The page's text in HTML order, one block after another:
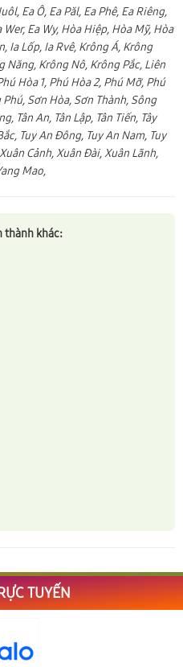
Ea Ô, Ea Păl, Ea Phê, Ea Riêng,
Wer, Ea Wy, Hòa Hiệp, Hòa Mỹ, Hòa
Ia Lốp, Ia Rvê, Krông Á, Krông
Năng, Krông Nô, Krông Pắc, Liên
Hòa 1, Phú Hòa 2, Phú Mỡ, Phú
Sơn Hòa, Sơn Thành, Sông
Tân An, Tân Lập, Tân Tiến, Tây
Tuy An Đông, Tuy An Nam, Tuy
Cảnh, Xuân Đài, Xuân Lãnh,
Mao,
thành khác:
TUYẾN